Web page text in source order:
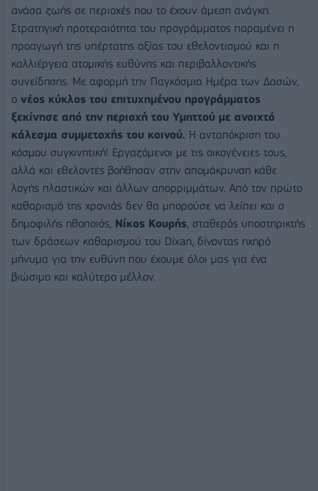
ανάσα ζωής σε περιοχές που το έχουν άμεση ανάγκη.
Στρατηγική προτεραιότητα του προγράμματος παραμένει η
προαγωγή της υπέρτατης αξίας του εθελοντισμού και η
καλλιέργεια ατομικής ευθύνης και περιβαλλοντικής
συνείδησης. Με αφορμή την Παγκόσμια Ημέρα των Δασών,
ο νέος κύκλος του επιτυχημένου προγράμματος
ξεκίνησε από την περιοχή του Υμηττού με ανοιχτό
κάλεσμα συμμετοχής του κοινού. Η ανταπόκριση του
κόσμου συγκινητική! Εργαζόμενοι με τις οικογένειες τους,
αλλά και εθελοντές βοήθησαν στην απομάκρυνση κάθε
λογής πλαστικών και άλλων απορριμμάτων. Από τον πρώτο
καθαρισμό της χρονιάς δεν θα μπορούσε να λείπει και ο
δημοφιλής ηθοποιός, Νίκος Κουρής , σταθερός υποστηρικτής
των δράσεων καθαρισμού του Dixan, δίνοντας ηχηρό
μήνυμα για την ευθύνη που έχουμε όλοι μας για ένα
βιώσιμο και καλύτερο μέλλον.